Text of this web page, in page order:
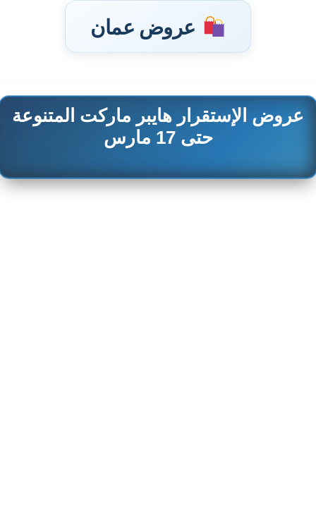
عروض عمان
تخطى
عروض الإستقرار هايبر ماركت المتنوعة
حتى 17 مارس